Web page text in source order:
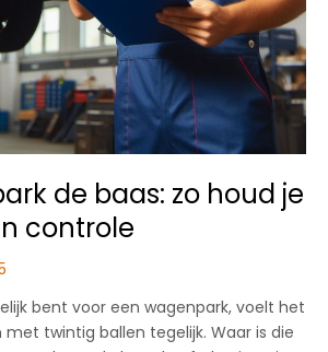
de baas: zo houd je
controle
bent voor een wagenpark, voelt het
met twintig ballen tegelijk. Waar is die